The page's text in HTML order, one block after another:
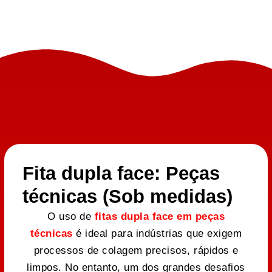
Fita dupla face: Peças
técnicas (Sob medidas)
O uso de fitas dupla face em peças
técnicas é ideal para indústrias que exigem
processos de colagem precisos, rápidos e
limpos. No entanto, um dos grandes desafios